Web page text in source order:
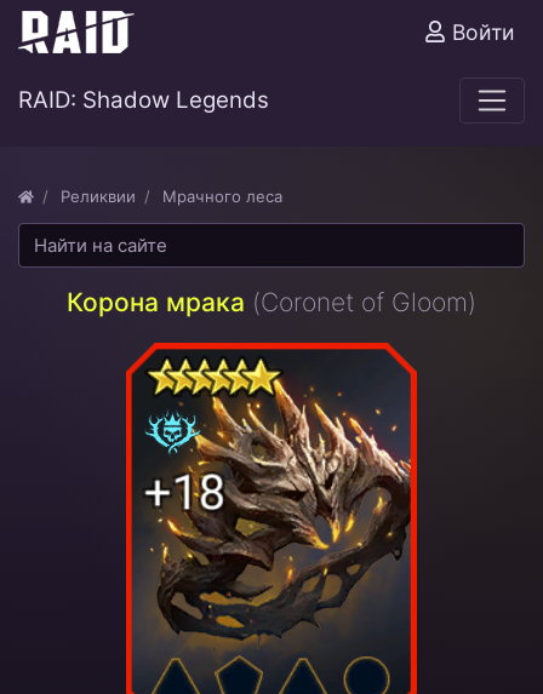
Войти
RAID: Shadow Legends
Реликвии Мрачного леса
Корона мрака (Coronet of Gloom)